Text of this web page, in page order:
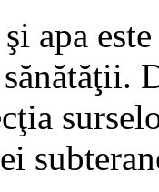
apa